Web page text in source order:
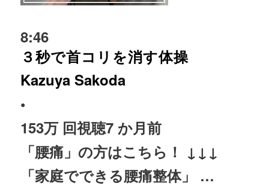
8:46
３秒で首コリを消す体操
Kazuya Sakoda
•
153万 回視聴7 か月前
「腰痛」の方はこちら！ ↓↓↓
「家庭でできる腰痛整体」 …